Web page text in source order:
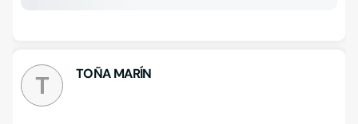
T TOÑA MARÍN